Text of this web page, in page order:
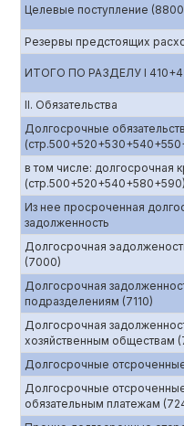
Целевые поступление
Резервы предстоящих
ИТОГО ПО РАЗДЕЛУ I
II. Обязательства
Долгосрочные
в том числе: долгосрочная
(стр.500+520+540+580+590)
Из нее просроченная
задолженность
Долгосрочная
(7000)
Долгосрочная
подразделениям (7110)
Долгосрочная
хозяйственным обществам
Долгосрочные
Долгосрочные
обязательным платежам